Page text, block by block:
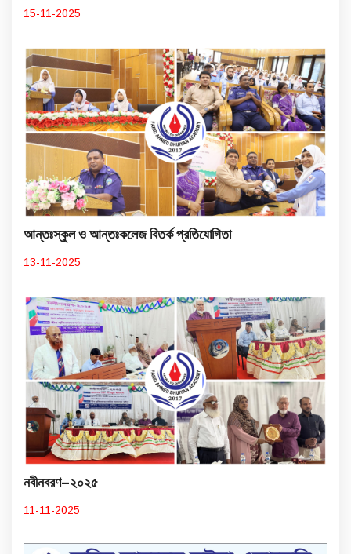
15-11-2025
আন্তঃস্কুল ও আন্তঃকলেজ বিতর্ক প্রতিযোগিতা
13-11-2025
নবীনবরণ–২০২৫
11-11-2025